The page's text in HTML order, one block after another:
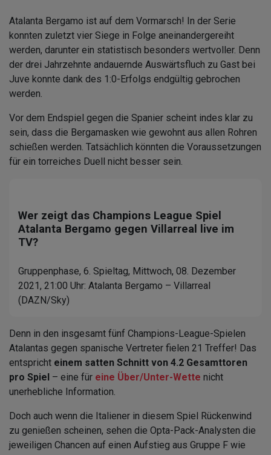
Atalanta Bergamo ist auf dem Vormarsch! In der Serie
konnten zuletzt vier Siege in Folge aneinandergereiht
werden, darunter ein statistisch besonders wertvoller. Denn
der drei Jahrzehnte andauernde Auswärtsfluch zu Gast bei
Juve konnte dank des 1:0-Erfolgs endgültig gebrochen
werden.
Vor dem Endspiel gegen die Spanier scheint indes klar zu
sein, dass die Bergamasken wie gewohnt aus allen Rohren
schießen werden. Tatsächlich könnten die Voraussetzungen
für ein torreiches Duell nicht besser sein.
Wer zeigt das Champions League Spiel
Atalanta Bergamo gegen Villarreal live im
TV?
Gruppenphase, 6. Spieltag, Mittwoch, 08. Dezember
2021, 21:00 Uhr: Atalanta Bergamo – Villarreal
(DAZN/Sky)
Denn in den insgesamt fünf Champions-League-Spielen
Atalantas gegen spanische Vertreter fielen 21 Treffer! Das
entspricht einem satten Schnitt von 4.2 Gesamttoren
pro Spiel – eine für eine Über/Unter-Wette nicht
unerhebliche Information.
Doch auch wenn die Italiener in diesem Spiel Rückenwind
zu genießen scheinen, sehen die Opta-Pack-Analysten die
jeweiligen Chancen auf einen Aufstieg aus Gruppe F wie